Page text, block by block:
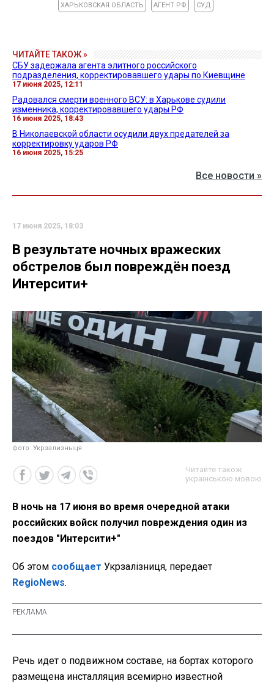
ХАРЬКОВСКАЯ ОБЛАСТЬ АГЕНТ РФ СУД
ЧИТАЙТЕ ТАКОЖ »
СБУ задержала агента элитного российского
подразделения, корректировавшего удары по Киевщине
17 июня 2025, 12:11
Радовался смерти военного ВСУ: в Харькове судили
изменника, корректировавшего удары РФ
16 июня 2025, 18:43
В Николаевской области осудили двух предателей за
корректировку ударов РФ
16 июня 2025, 15:25
Все новости »
17 июня 2025, 18:03
В результате ночных вражеских
обстрелов был повреждён поезд
Интерсити+
фото: Укрзализныця
Читайте також
українською мовою
В ночь на 17 июня во время очередной атаки
российских войск получил повреждения один из
поездов "Интерсити+"
Об этом сообщает Укрзалізниця, передает
RegioNews.
Речь идет о подвижном составе, на бортах которого
размещена инсталляция всемирно известной